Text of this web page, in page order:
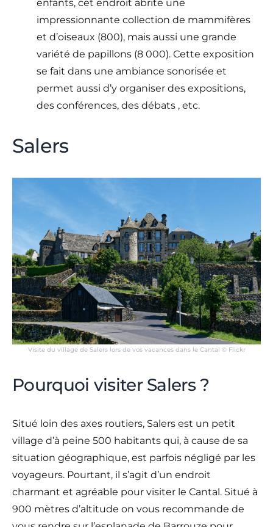
enfants, cet endroit abrite une
impressionnante collection de mammifères
et d’oiseaux (800), mais aussi une grande
variété de papillons (8 000). Cette exposition
se fait dans une ambiance sonorisée et
permet aussi d’y organiser des expositions,
des conférences, des débats , etc.
Salers
Visite du village de Salers lors de vos vacances dans le Cantal © Flickr
Pourquoi visiter Salers ?
Situé loin des axes routiers, Salers est un petit
village d’à peine 500 habitants qui, à cause de sa
situation géographique, est parfois négligé par les
voyageurs. Pourtant, il s’agit d’un endroit
charmant et agréable pour visiter le Cantal. Situé à
900 mètres d’altitude on vous recommande de